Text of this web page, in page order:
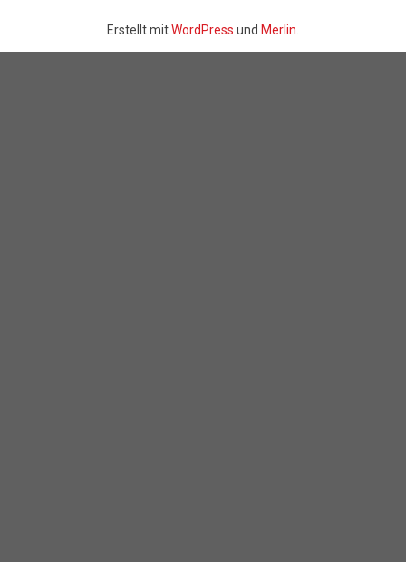
Erstellt mitWordPress und Merlin.